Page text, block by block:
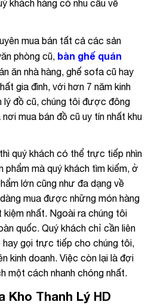
khách hàng có nhu cầu về
mua bán tất cả các sản
phòng cũ, bàn ghế quán
ăn nhà hàng, ghế sofa cũ hay
gia đình, với hơn 7 năm kinh
lý đồ cũ, chúng tôi được đông
mua bán đồ cũ uy tín nhất khu
quý khách có thể trực tiếp nhìn
mà quý khách tìm kiếm, ở
lớn cũng như đa dạng về
mua được những món hàng
nhất. Ngoài ra chúng tôi
quốc. Quý khách chỉ cần liên
hay gọi trực tiếp cho chúng tôi,
kinh doanh. Việc còn lại là đợi
một cách nhanh chóng nhất.
Kho Thanh Lý HD